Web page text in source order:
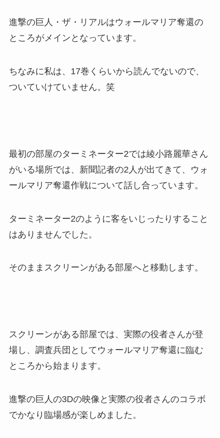
進撃の巨人・ザ・リアルはウォールマリア奪還の
ところがメインとなっています。
ちなみに私は、17巻くらいから読んでないので、
ついていけていません。笑
最初の部屋のターミネーター2では綾小路麗華さん
がいる場所では、新聞記者の2人が出てきて、ウォ
ールマリア奪還作戦について話し合っています。
ターミネーター2のように客をいじったりすること
はありませんでした。
そのままスクリーンがある部屋へと移動します。
スクリーンがある部屋では、実際の役者さんが登
場し、調査兵団としてウォールマリア奪還に臨む
ところから始まります。
進撃の巨人の3Dの映像と実際の役者さんのコラボ
でかなり臨場感が楽しめました。